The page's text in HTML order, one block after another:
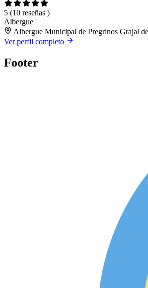
5 (10 reseñas )
Albergue
Albergue Municipal de Pregrinos Grajal
Ver perfil completo
Footer